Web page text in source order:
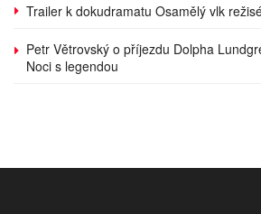
Trailer k dokudramatu Osamělý vlk
Petr Větrovský o příjezdu Dolpha
Noci s legendou